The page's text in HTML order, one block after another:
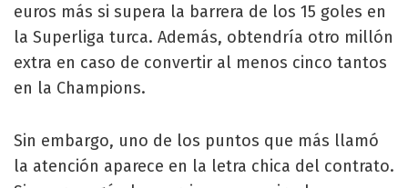
euros más si supera la barrera de los 15 goles en
la Superliga turca. Además, obtendría otro millón
extra en caso de convertir al menos cinco tantos
en la Champions.
Sin embargo, uno de los puntos que más llamó
la atención aparece en la letra chica del contrato.